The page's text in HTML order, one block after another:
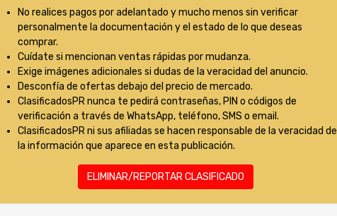
No realices pagos por adelantado y mucho menos sin verificar
personalmente la documentación y el estado de lo que deseas
comprar.
Cuídate si mencionan ventas rápidas por mudanza.
Exige imágenes adicionales si dudas de la veracidad del anuncio.
Desconfía de ofertas debajo del precio de mercado.
ClasificadosPR nunca te pedirá contraseñas, PIN o códigos de
verificación a través de WhatsApp, teléfono, SMS o email.
ClasificadosPR ni sus afiliadas se hacen responsable de la veracidad de
la información que aparece en esta publicación.
ELIMINAR/REPORTAR CLASIFICADO